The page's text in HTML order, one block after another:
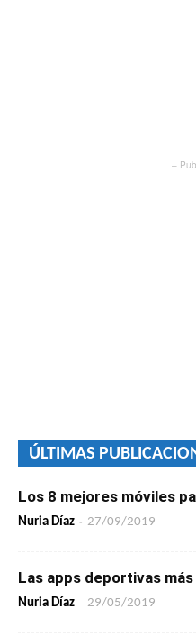
–
ÚLTIMAS
Los 8 mejores móviles
Nuria Díaz - 27/09/2019
Las apps deportivas
Nuria Díaz - 29/05/2019